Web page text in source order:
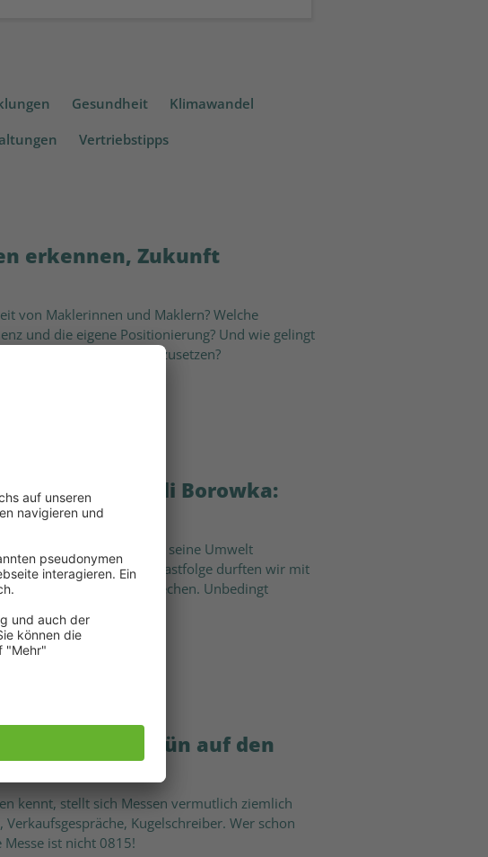
Gesundheit
Klimawandel
Vertriebstipps
erkennen, Zukunft
von Maklerinnen und Maklern? Welche
und die eigene Positionierung? Und wie gelingt
sinnvoll im Alltag einzusetzen?
Podcast mit Uli Borowka:
Menschen
seine Mitmenschen und seine Umwelt
In unserer neuen Podcastfolge durften wir mit
und Nachhaltigkeit sprechen. Unbedingt
bessergrün auf den
kennt, stellt sich Messen vermutlich ziemlich
Kugelschreiber. Wer schon
Messe ist nicht 0815!